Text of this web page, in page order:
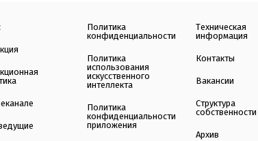
Политика
конфиденциальности
Политика
использования
искусственного
интеллекта
Политика
конфиденциальности
приложения
Техническая
информация
Контакты
Вакансии
Структура
собственности
Архив